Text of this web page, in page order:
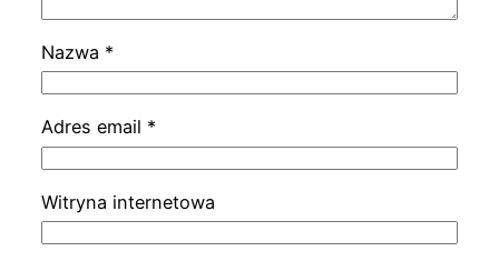
Nazwa *
Adres email *
Witryna internetowa